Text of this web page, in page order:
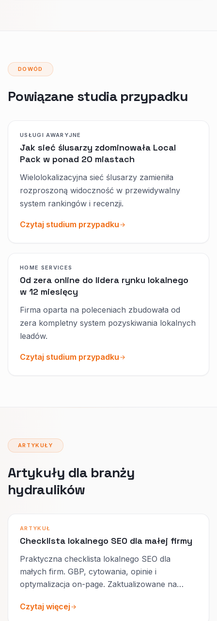
DOWÓD
Powiązane studia przypadku
USŁUGI AWARYJNE
Jak sieć ślusarzy zdominowała Local
Pack w ponad 20 miastach
Wielolokalizacyjna sieć ślusarzy zamieniła
rozproszoną widoczność w przewidywalny
system rankingów i recenzji.
Czytaj studium przypadku
HOME SERVICES
Od zera online do lidera rynku lokalnego
w 12 miesięcy
Firma oparta na poleceniach zbudowała od
zera kompletny system pozyskiwania lokalnych
leadów.
Czytaj studium przypadku
ARTYKUŁY
Artykuły dla branży
hydraulików
ARTYKUŁ
Checklista lokalnego SEO dla małej firmy
Praktyczna checklista lokalnego SEO dla
małych firm. GBP, cytowania, opinie i
optymalizacja on-page. Zaktualizowane na
Czytaj więcej